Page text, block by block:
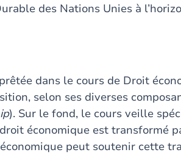
des Nations Unies à
dans le cours de Droit
selon ses diverses
). Sur le fond, le cours veille
économique est transformé
peut soutenir cette